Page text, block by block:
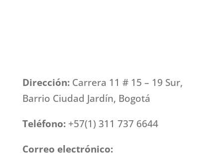
Dirección: Carrera 11 # 15 – 19 Sur,
Barrio Ciudad Jardín, Bogotá
Teléfono: +57(1) 311 737 6644
Correo electrónico: